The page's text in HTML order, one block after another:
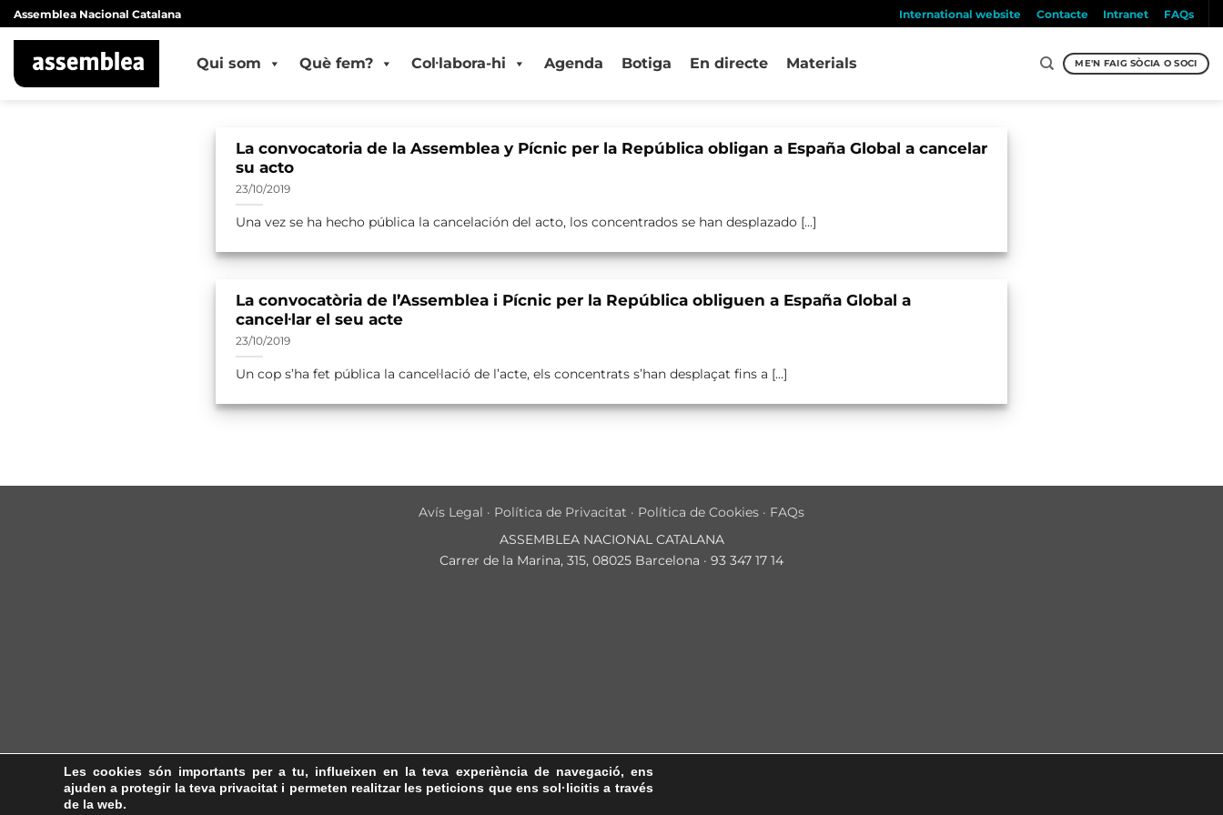
Skip
to
content
Assemblea Nacional Catalana International website Contacte Intranet FAQs
Qui som Què fem? Col·labora-hi Agenda Botiga En directe Materials ME'N FAIG SÒCIA O SOCI
La convocatoria de la Assemblea y Pícnic per la República obligan a España Global a cancelar
su acto
23/10/2019
Una vez se ha hecho pública la cancelación del acto, los concentrados se han desplazado [...]
La convocatòria de l’Assemblea i Pícnic per la República obliguen a España Global a
cancel·lar el seu acte
23/10/2019
Un cop s’ha fet pública la cancel·lació de l’acte, els concentrats s’han desplaçat fins a [...]
Avís Legal · Política de Privacitat · Política de Cookies · FAQs
ASSEMBLEA NACIONAL CATALANA
Carrer de la Marina, 315, 08025 Barcelona · 93 347 17 14
Les cookies són importants per a tu, influeixen en la teva experiència de navegació, ens
ajuden a protegir la teva privacitat i permeten realitzar les peticions que ens sol·licitis a través
de la web.